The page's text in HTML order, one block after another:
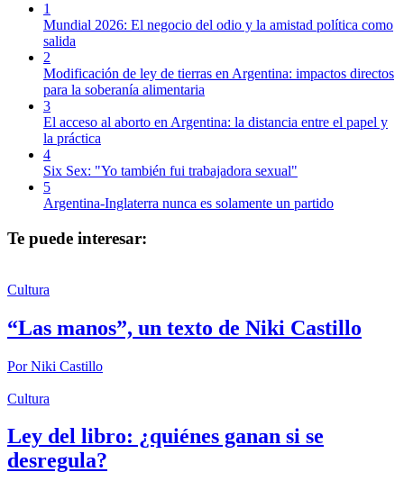
1
Mundial 2026: El negocio del odio y la amistad política como
salida
2
Modificación de ley de tierras en Argentina: impactos directos
para la soberanía alimentaria
3
El acceso al aborto en Argentina: la distancia entre el papel y
la práctica
4
Six Sex: "Yo también fui trabajadora sexual"
5
Argentina-Inglaterra nunca es solamente un partido
Te puede interesar:
Cultura
“Las manos”, un texto de Niki Castillo
PorNiki Castillo
Cultura
Ley del libro: ¿quiénes ganan si se
desregula?